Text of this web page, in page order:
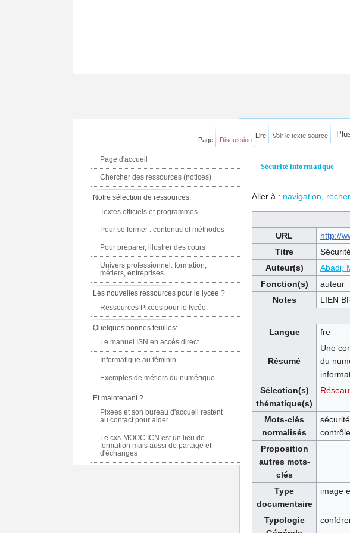
Sécurité informatique
Aller à : navigation
URL
http://
Titre
Auteur(s)
Abadi,
Fonction(s)
auteur
Notes
LIEN
Langue
fre
Résumé
Une
du
Sélection(s)
thématique(s)
Mots-clés
normalisés
Proposition
autres mots-
clés
Type
documentaire
image
Typologie
Page Discussion
Lire Voir le texte source
Page d'accueil
Chercher des ressources (notices)
Notre sélection de ressources:
Textes officiels et programmes
Pour se former : contenus et méthodes
Pour préparer, illustrer des cours
Univers professionnel: formation,
métiers, entreprises
Les nouvelles ressources pour le lycée ?
Ressources Pixees pour le lycée.
Quelques bonnes feuilles:
Le manuel ISN en accès direct
Informatique au féminin
Exemples de métiers du numérique
Et maintenant ?
Pixees et son bureau d'accueil restent
au contact pour aider
Le cxs-MOOC ICN est un lieu de
formation mais aussi de partage et
d'échanges